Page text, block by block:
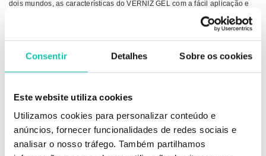
Consentir Detalhes Sobre os cookies
Este website utiliza cookies
Utilizamos cookies para personalizar conteúdo e
anúncios, fornecer funcionalidades de redes sociais e
analisar o nosso tráfego. Também partilhamos
dois mundos, as características do VERNIZ GEL com a fácil aplicação e
Através de uma tecnologia revolucionária, esta nova gama permite obter,
 Acabamento gel
 Secagem imediata
 Pincel profissional de alta precisão
 48 tons disponíveis